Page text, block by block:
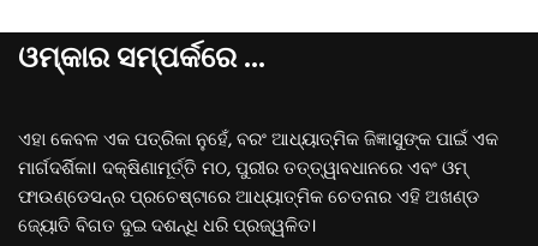
ଓମ୍‌କାର ସମ୍ପର୍କରେ ...
ଏହା କେବଳ ଏକ ପତ୍ରିକା ନୁହେଁ, ବରଂ ଆଧ୍ୟାତ୍ମିକ ଜିଜ୍ଞାସୁଙ୍କ ପାଇଁ ଏକ
ମାର୍ଗଦର୍ଶିକା। ଦକ୍ଷିଣାମୂର୍ତ୍ତି ମଠ, ପୁରୀର ତତ୍ତ୍ୱାବଧାନରେ ଏବଂ ଓମ୍‌
ଫାଉଣ୍ଡେସନ୍‌ର ପ୍ରଚେଷ୍ଟାରେ ଆଧ୍ୟାତ୍ମିକ ଚେତନାର ଏହି ଅଖଣ୍ଡ
ଜ୍ୟୋତି ବିଗତ ଦୁଇ ଦଶନ୍ଧି ଧରି ପ୍ରଜ୍ୱଳିତ।